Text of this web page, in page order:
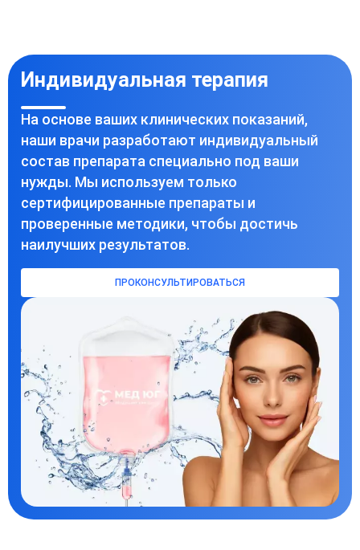
Индивидуальная терапия
На основе ваших клинических показаний,
наши врачи разработают индивидуальный
состав препарата специально под ваши
нужды. Мы используем только
сертифицированные препараты и
проверенные методики, чтобы достичь
наилучших результатов.
ПРОКОНСУЛЬТИРОВАТЬСЯ